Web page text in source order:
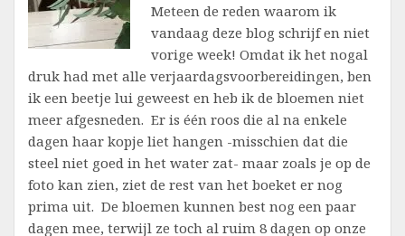
Meteen de reden waarom ik
vandaag deze blog schrijf en niet
vorige week! Omdat ik het nogal
druk had met alle verjaardagsvoorbereidingen, ben
ik een beetje lui geweest en heb ik de bloemen niet
meer afgesneden. Er is één roos die al na enkele
dagen haar kopje liet hangen -misschien dat die
steel niet goed in het water zat- maar zoals je op de
foto kan zien, ziet de rest van het boeket er nog
prima uit. De bloemen kunnen best nog een paar
dagen mee, terwijl ze toch al ruim 8 dagen op onze